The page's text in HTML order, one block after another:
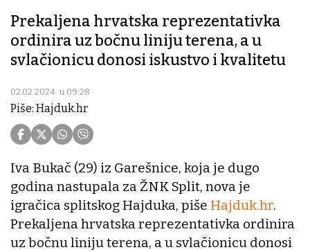
Prekaljena hrvatska reprezentativka
ordinira uz bočnu liniju terena, a u
svlačionicu donosi iskustvo i kvalitetu
02.02.2024. u 09:28
Piše: Hajduk.hr
Iva Bukač (29) iz Garešnice, koja je dugo
godina nastupala za ŽNK Split, nova je
igračica splitskog Hajduka, piše Hajduk.hr.
Prekaljena hrvatska reprezentativka ordinira
uz bočnu liniju terena, a u svlačionicu donosi